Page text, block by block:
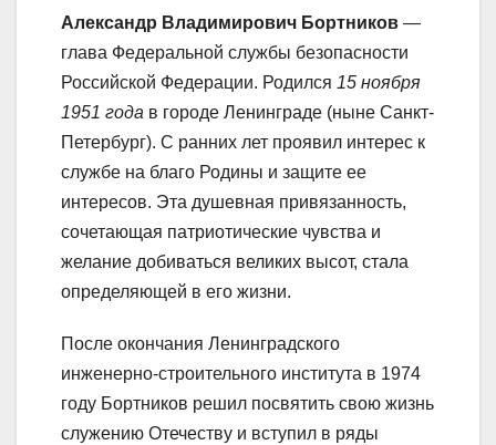
Александр Владимирович Бортников —
глава Федеральной службы безопасности
Российской Федерации. Родился 15 ноября
1951 года в городе Ленинграде (ныне Санкт-
Петербург). С ранних лет проявил интерес к
службе на благо Родины и защите ее
интересов. Эта душевная привязанность,
сочетающая патриотические чувства и
желание добиваться великих высот, стала
определяющей в его жизни.
После окончания Ленинградского
инженерно-строительного института в 1974
году Бортников решил посвятить свою жизнь
служению Отечеству и вступил в ряды